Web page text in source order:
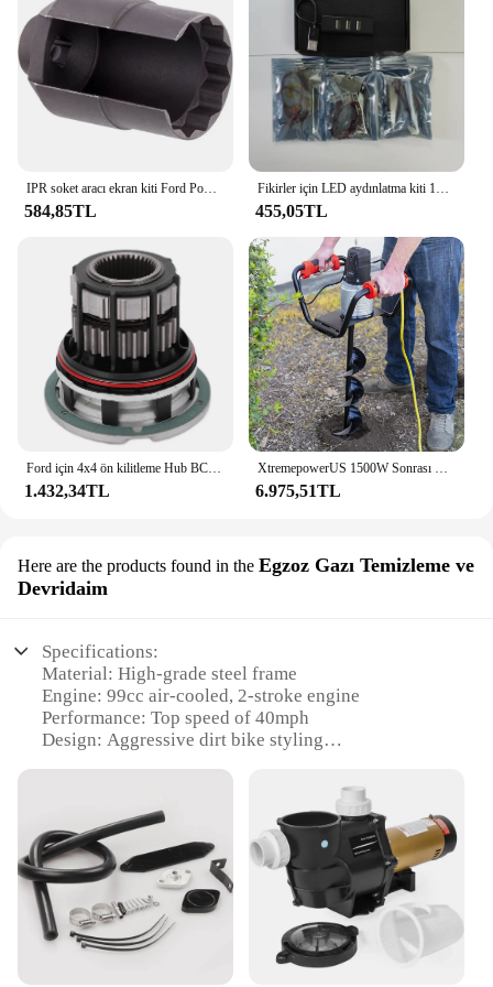
584,85TL 455,05TL
Ford için 4x4 ön kilitleme Hub BC3Z3B396B F250 Ford F450 F550 süper görev 2005-2016 4WD araba aksesuarları 1 adet
1.432,34TL
XtremepowerUS 1500W Sonrası Delik Kazıcı Toprak Burgu Delik Kazıcı Elektrikli Burgu Kazma Araçları with6 "Kazma Burgu Ucu Matkap Ucu Seti
6.975,51TL
Here are the products found in the Egzoz Gazı Temizleme ve
Devridaim
Specifications:
Material: High-grade steel frame
Engine: 99cc air-cooled, 2-stroke engine
Performance: Top speed of 40mph
Design: Aggressive dirt bike styling
Safety: Includes a dual front hydraulic disc brake
Features:
**Unleash the Adventure**
The XtremepowerUS 99cc Dirt Bike is the ultimate
companion for those seeking an adrenaline-
pumping ride through rugged terrains. Designed for
off-road enthusiasts, this dirt bike boasts a robust
steel frame that ensures durability and stability